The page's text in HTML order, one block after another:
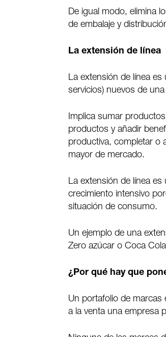
De igual modo, elimina
de embalaje y
La extensión de línea
La extensión de línea
servicios) nuevos de
Implica sumar
productos y añadir
productiva, completar o
mayor de mercado.
La extensión de línea
crecimiento intensivo
situación de consumo.
Un ejemplo de una
Zero azúcar o Coca
¿Por qué hay que
Un portafolio de
a la venta una empresa